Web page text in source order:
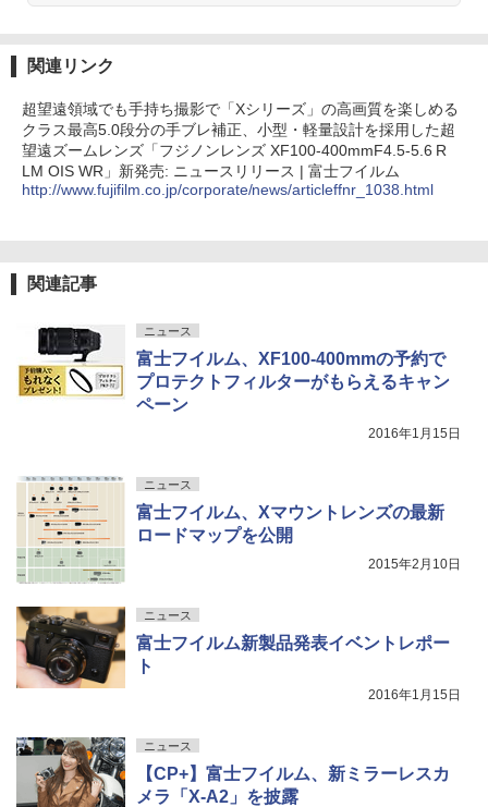
関連リンク
超望遠領域でも手持ち撮影で「Xシリーズ」の高画質を楽しめる
クラス最高5.0段分の手ブレ補正、小型・軽量設計を採用した超
望遠ズームレンズ「フジノンレンズ XF100-400mmF4.5-5.6 R
LM OIS WR」新発売: ニュースリリース | 富士フイルム
http://www.fujifilm.co.jp/corporate/news/articleffnr_1038.html
関連記事
ニュース
富士フイルム、XF100-400mmの予約で
プロテクトフィルターがもらえるキャン
ペーン
2016年1月15日
ニュース
富士フイルム、Xマウントレンズの最新
ロードマップを公開
2015年2月10日
ニュース
富士フイルム新製品発表イベントレポー
ト
2016年1月15日
ニュース
【CP+】富士フイルム、新ミラーレスカ
メラ「X-A2」を披露